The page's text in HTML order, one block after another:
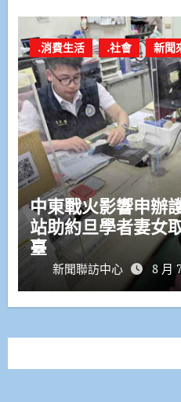
.消費生活 .社會 新聞
中東戰火影響申
站助約旦學者妻女
臺
新聞聯訪中心 8 月